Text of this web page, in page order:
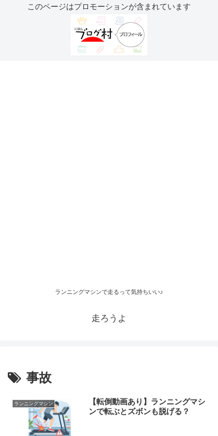
このページはプロモーションが含まれています
ランニングマシンで走るって気持ちいい♪
走ろうよ
事故
ランニングマシン
【転倒動画あり】ランニングマシ
ンで転ぶとズボンも脱げる？